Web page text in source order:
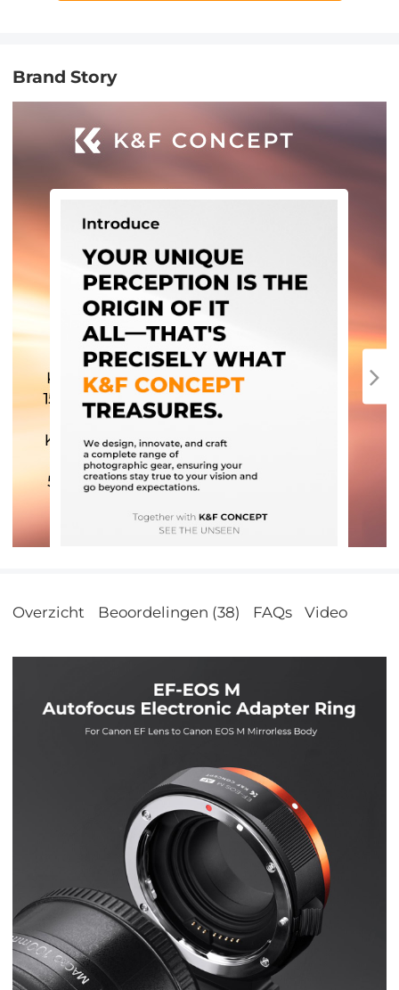
Brand Story
Overzicht Beoordelingen (38) FAQs Video